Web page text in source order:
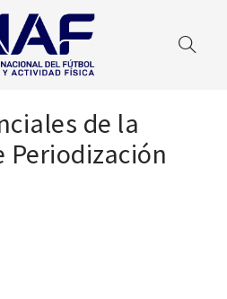
de la
Periodización